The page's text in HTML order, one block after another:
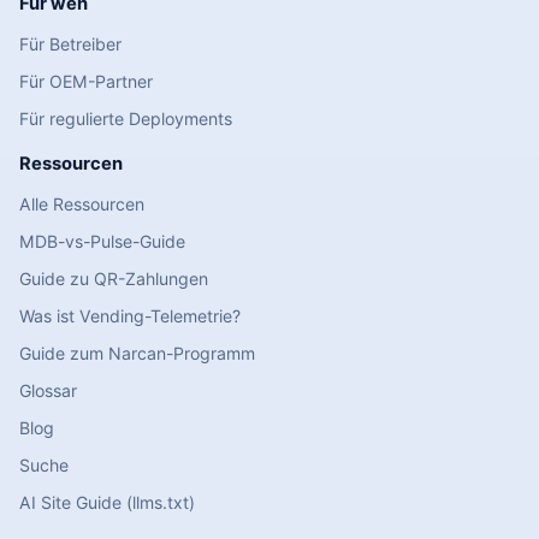
Für Betreiber
Für OEM-Partner
Für regulierte Deployments
Ressourcen
Alle Ressourcen
MDB-vs-Pulse-Guide
Guide zu QR-Zahlungen
Was ist Vending-Telemetrie?
Guide zum Narcan-Programm
Glossar
Blog
Suche
AI Site Guide (llms.txt)